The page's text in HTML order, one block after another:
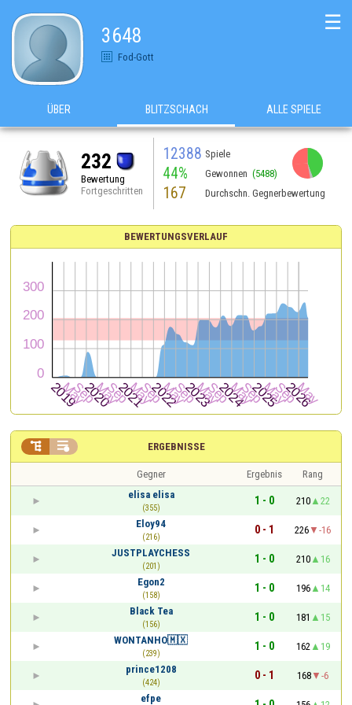
3648
Fod-Gott
☰
ÜBER BLITZSCHACH ALLE SPIELE
232
Bewertung
Fortgeschritten
12388 Spiele
44% Gewonnen (5488)
167 Durchschn. Gegnerbewertung
BEWERTUNGSVERLAUF
ERGEBNISSE
 
Gegner Ergebnis
Rang
elisa elisa
(355)
1 - 0 210
22
Eloy94
(216)
0 - 1 226
-16
JUSTPLAYCHESS
(201)
1 - 0 210
16
Egon2
(158)
1 - 0 196
14
Black Tea
(156)
1 - 0 181
15
WONTANHO🇲🇽
(239)
1 - 0 162
19
prince1208
(424)
0 - 1 168
-6
efpe